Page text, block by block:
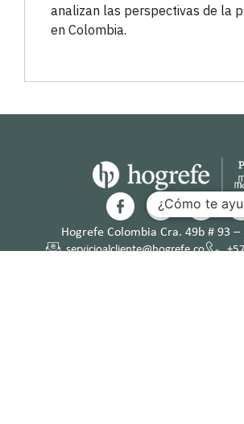
analizan las perspectivas de la
en Colombia.
Hogrefe Colombia Cra. 49b # 93 –
servicioalcliente@hogrefe.co
¿Cómo te